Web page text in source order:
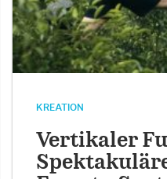
KREATION
Vertikaler